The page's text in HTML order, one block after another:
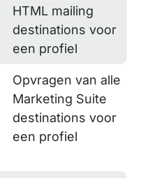
HTML mailing
destinations voor
een profiel
Opvragen van alle
Marketing Suite
destinations voor
een profiel